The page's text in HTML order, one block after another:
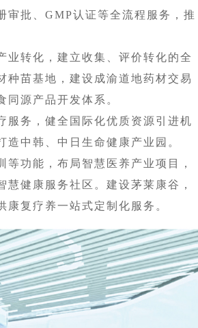
审批、GMP认证等全流程服务，推
转化，建立收集、评价转化的全
种苗基地，建设成渝道地药材交易
源产品开发体系。
务，健全国际化优质资源引进机
中韩、中日生命健康产业园。
功能，布局智慧医养产业项目，
健康服务社区。建设茅莱康谷，
复疗养一站式定制化服务。